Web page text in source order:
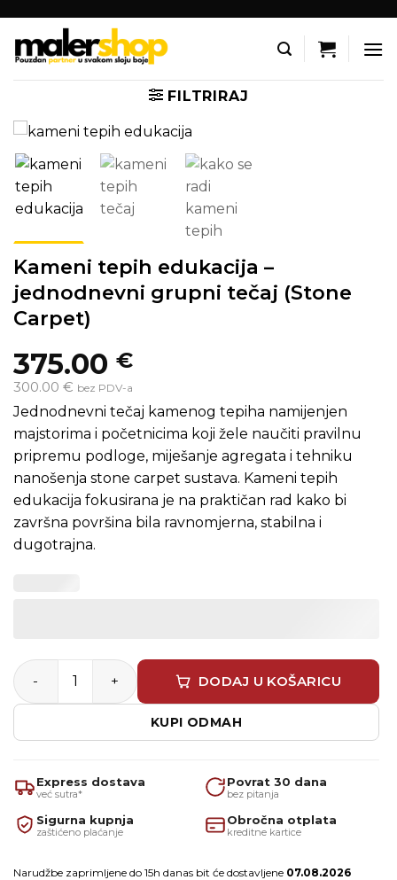
content
FILTRIRAJ
Kameni tepih edukacija –
jednodnevni grupni tečaj (Stone
Carpet)
375.00 €
300.00 € bez PDV-a
Jednodnevni tečaj kamenog tepiha namijenjen
majstorima i početnicima koji žele naučiti pravilnu
pripremu podloge, miješanje agregata i tehniku
nanošenja stone carpet sustava. Kameni tepih
edukacija fokusirana je na praktičan rad kako bi
završna površina bila ravnomjerna, stabilna i
dugotrajna.
Kameni tepih edukacija – jednodnevni grupni tečaj
DODAJ U KOŠARICU
KUPI ODMAH
Express dostava
već sutra*
Povrat 30 dana
bez pitanja
Sigurna kupnja
zaštićeno plaćanje
Obročna otplata
kreditne kartice
Narudžbe zaprimljene do 15h danas bit će dostavljene 07.08.2026